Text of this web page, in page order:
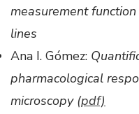
measurement
lines
Ana I. Gómez:
pharmacological
microscopy (pdf)